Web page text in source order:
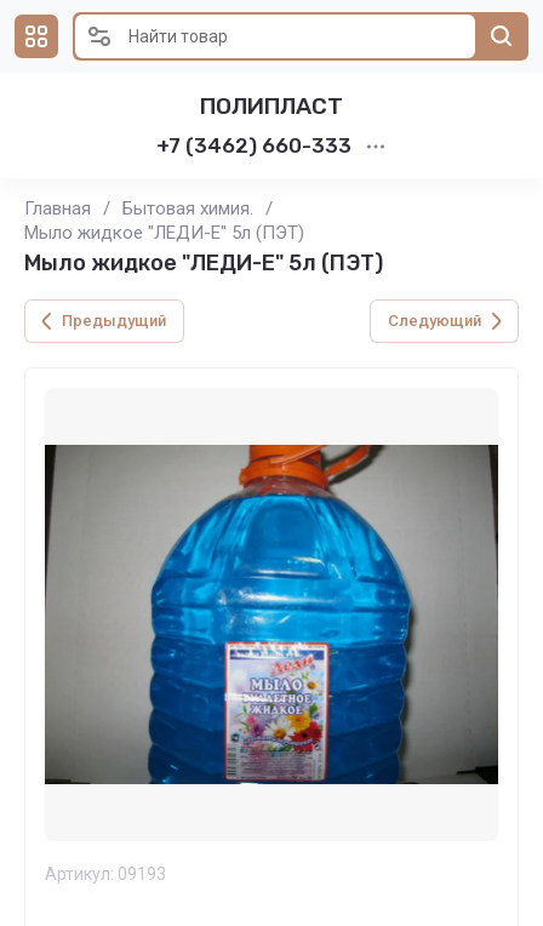
ПОЛИПЛАСТ
+7 (3462) 660-333
Главная / Бытовая химия.
/
Мыло жидкое "ЛЕДИ-Е" 5л (ПЭТ)
Мыло жидкое "ЛЕДИ-Е" 5л (ПЭТ)
Предыдущий Следующий
Артикул: 09193